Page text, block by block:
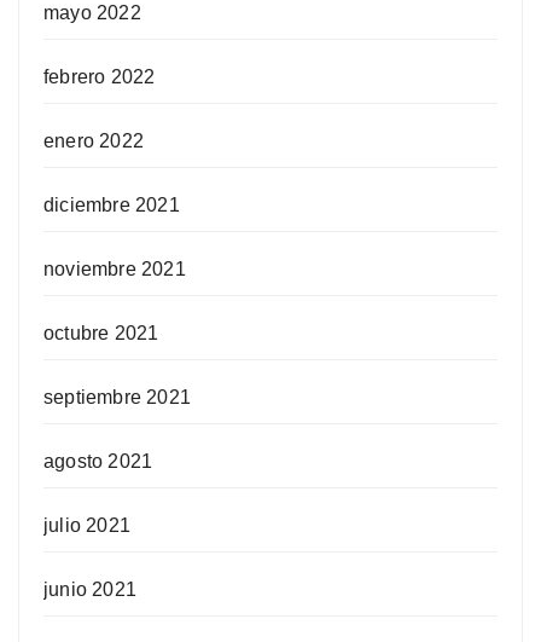
mayo 2022
febrero 2022
enero 2022
diciembre 2021
noviembre 2021
octubre 2021
septiembre 2021
agosto 2021
julio 2021
junio 2021